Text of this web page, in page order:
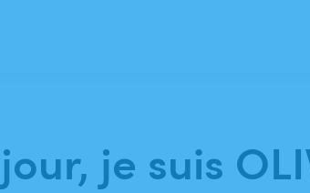
je suis